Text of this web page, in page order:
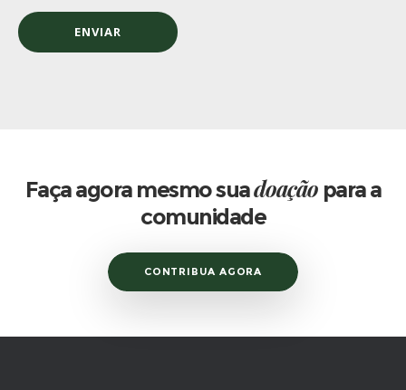
Faça agora mesmo suadoação para a
comunidade
CONTRIBUA AGORA